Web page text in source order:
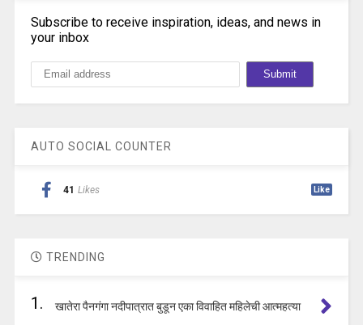
Subscribe to receive inspiration, ideas, and news in
your inbox
AUTO SOCIAL COUNTER
41 Likes Like
TRENDING
1. खातेरा पैनगंगा नदीपात्रात बुडून एका विवाहित महिलेची आत्महत्या